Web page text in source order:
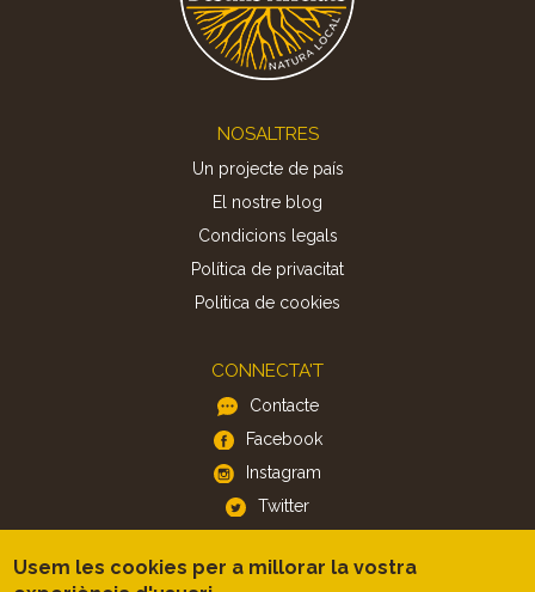
NOSALTRES
Un projecte de país
El nostre blog
Condicions legals
Política de privacitat
Politica de cookies
CONNECTA'T
Contacte
Facebook
Instagram
Twitter
APP
Usem les cookies per a millorar la vostra